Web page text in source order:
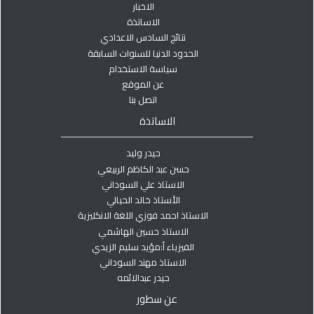
الاخبار
الاساتذة
نتائج السادس الاعدادي
الحدود الدنيا للسنوات السابقة
سياسة الاستخدام
عن الموقع
اتصل بنا
الاساتذة
حيدر وليد
حسن عبد الكاظم الربيعي
الاستاذ علي السوداني
الأستاذ خالد الحيالي
الاستاذ احمد فوزي اللغة الانكليزية
الاستاذ حسين الهاشمي
الفيزياء أ:مؤيد سليم الزيدي
الاستاذ مهند السوداني
حيدر عبدالائمه
عن سطور